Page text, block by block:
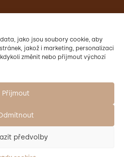
jako jsou soubory cookie, aby
jakož i marketing, personalizaci
změnit nebo přijmout výchozí
Přijmout
předvolby
v Brně.